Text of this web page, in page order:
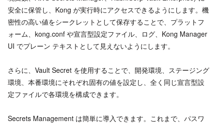
安全に保管し、Kong が実行時にアクセスできるようにします。機
密性の高い値をシークレットとして保存することで、プラットフ
ォーム、kong.conf や宣言型設定ファイル、ログ、Kong Manager
UI でプレーン テキストとして見えないようにします。
さらに、Vault Secret を使用することで、開発環境、ステージング
環境、本番環境にそれぞれ固有の値を設定し、全く同じ宣言型設
定ファイルで各環境を構成できます。
Secrets Management は簡単に導入できます。これまで、パスワ